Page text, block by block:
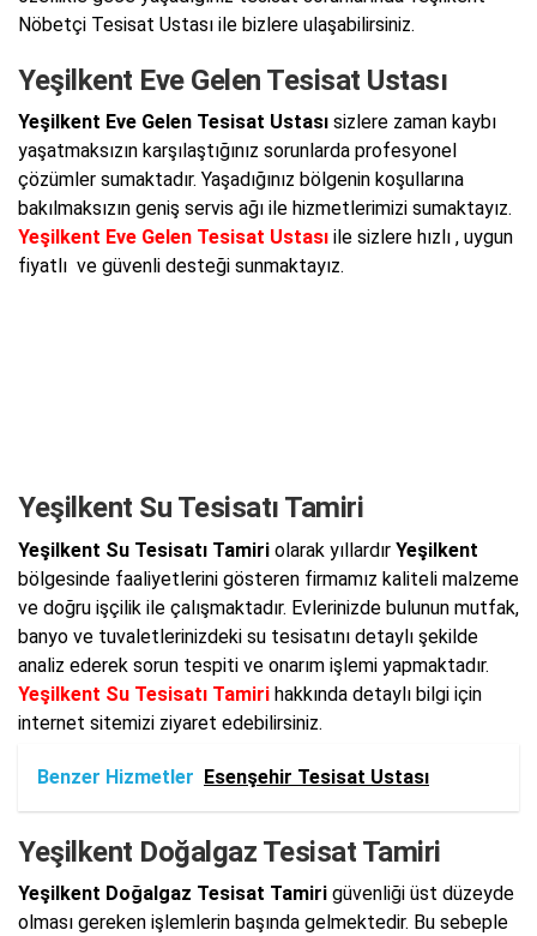
Nöbetçi Tesisat Ustası ile bizlere ulaşabilirsiniz.
Yeşilkent Eve Gelen Tesisat Ustası
Yeşilkent Eve Gelen Tesisat Ustası sizlere zaman kaybı
yaşatmaksızın karşılaştığınız sorunlarda profesyonel
çözümler sumaktadır. Yaşadığınız bölgenin koşullarına
bakılmaksızın geniş servis ağı ile hizmetlerimizi sumaktayız.
Yeşilkent Eve Gelen Tesisat Ustası ile sizlere hızlı , uygun
fiyatlı ve güvenli desteği sunmaktayız.
Yeşilkent Su Tesisatı Tamiri
Yeşilkent Su Tesisatı Tamiri olarak yıllardır Yeşilkent
bölgesinde faaliyetlerini gösteren firmamız kaliteli malzeme
ve doğru işçilik ile çalışmaktadır. Evlerinizde bulunun mutfak,
banyo ve tuvaletlerinizdeki su tesisatını detaylı şekilde
analiz ederek sorun tespiti ve onarım işlemi yapmaktadır.
Yeşilkent Su Tesisatı Tamiri hakkında detaylı bilgi için
internet sitemizi ziyaret edebilirsiniz.
Benzer Hizmetler Esenşehir Tesisat Ustası
Yeşilkent Doğalgaz Tesisat Tamiri
Yeşilkent Doğalgaz Tesisat Tamiri güvenliği üst düzeyde
olması gereken işlemlerin başında gelmektedir. Bu sebeple